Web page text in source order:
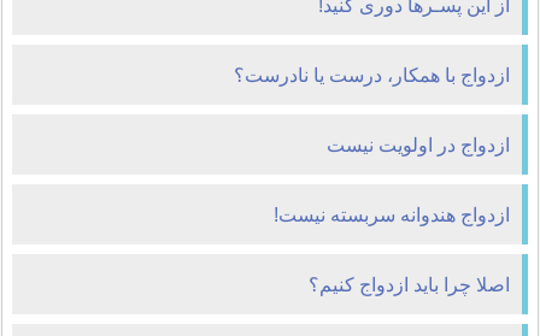
از این پسـرها دوری کنید!
ازدواج با همکار، درست یا نادرست؟
ازدواج در اولویت نیست
ازدواج هندوانه سربسته نیست!
اصلا چرا باید ازدواج کنیم؟